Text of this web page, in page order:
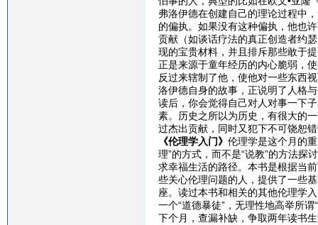
弗洛伊德在创建自己的理论过程中
的偏执。如果没有这种偏执，他也
贡献（如谈话疗法的真正创造者约
现的宝贵材料，并且排斥那些敢于
正是来源于童年经历的内心脆弱，
反过来辖制了他，使他对一些东西
洛伊德自身的故事，正说明了人格
读后，你会觉得自己对人对事一下
素。历史之所以为历史，有很大的
过杰出贡献，同时又犯下不可饶恕
《伦理学入门》 伦理学是这个月的
理”的方式，而不是“说教”的方法探
求幸福生活的路径。本书是根据当
些关心伦理问题的人，提供了一些
座。读过本书和相关的其他伦理学
一个“道德暴徒”，无理性地高举所
下个月，查漏补缺，争取两年读书